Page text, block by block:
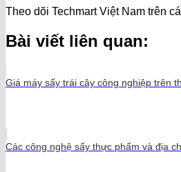
Theo dõi Techmart Việt Nam trên
Bài viết liên quan:
Giá máy sấy trái cây công nghiệp trên
Các công nghệ sấy thực phẩm và địa